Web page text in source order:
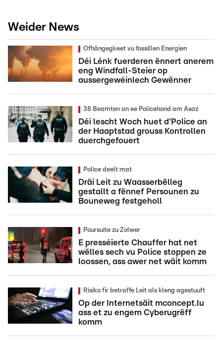
Weider News
Ofhängegkeet vu fossillen Energien
Déi Lénk fuerderen ënnert anerem
eng Windfall-Steier op
aussergewéinlech Gewënner
38 Beamten an ee Policehond am Asaz
Déi lescht Woch huet d'Police an
der Haaptstad grouss Kontrollen
duerchgefouert
Police deelt mat
Dräi Leit zu Waasserbëlleg
gestallt a fënnef Persounen zu
Bouneweg festgeholl
Poursuite zu Zolwer
E presséierte Chauffer hat net
wëlles sech vu Police stoppen ze
loossen, ass awer net wäit komm
Risiko fir betraffe Leit als kleng agestuuft
Op der Internetsäit mconcept.lu
ass et zu engem Cyberugrëff
komm